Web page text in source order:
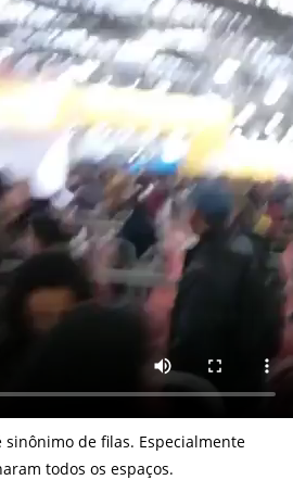
de filas. Especialmente
todos os espaços.